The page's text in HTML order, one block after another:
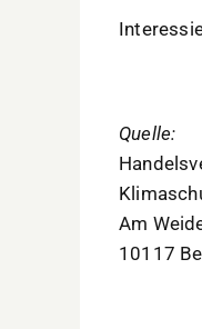
Quelle:
Am
10117